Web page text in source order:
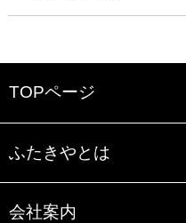
TOPページ
ふたきやとは
会社案内